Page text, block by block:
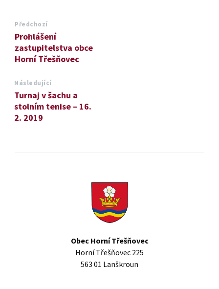
Předchozí
Prohlášení
zastupitelstva obce
Horní Třešňovec
Následující
Turnaj v šachu a
stolním tenise – 16.
2. 2019
Obec Horní Třešňovec
Horní Třešňovec 225
563 01 Lanškroun